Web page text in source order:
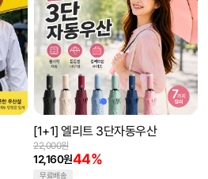
[1+1] 엘리트 3단자동우산
12,160원44%
22,000원
무료배송